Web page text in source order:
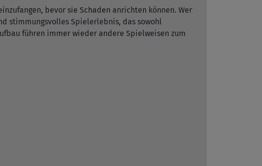
bevor sie Schaden anrichten können. Wer
stimmungsvolles Spielerlebnis, das sowohl
führen immer wieder andere Spielweisen zum